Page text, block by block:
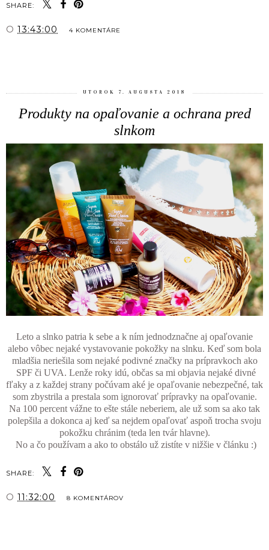
SHARE:
O 13:43:00 4 KOMENTÁRE
UTOROK 7. AUGUSTA 2018
Produkty na opaľovanie a ochrana pred
slnkom
Leto a slnko patria k sebe a k ním jednodznačne aj opaľovanie
alebo vôbec nejaké vystavovanie pokožky na slnku. Keď som bola
mladšia neriešila som nejaké podivné značky na prípravkoch ako
SPF či UVA. Lenže roky idú, občas sa mi objavia nejaké divné
fľaky a z každej strany počúvam aké je opaľovanie nebezpečné, tak
som zbystrila a prestala som ignorovať prípravky na opaľovanie.
Na 100 percent vážne to ešte stále neberiem, ale už som sa ako tak
polepšila a dokonca aj keď sa nejdem opaľovať aspoň trocha svoju
pokožku chránim (teda len tvár hlavne).
No a čo používam a ako to obstálo už zistíte v nižšie v článku :)
SHARE:
O 11:32:00 8 KOMENTÁROV